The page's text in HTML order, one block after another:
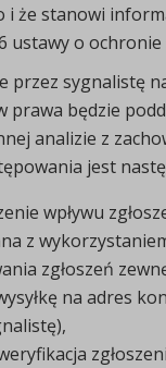
i że stanowi
ustawy o
przez sygnalistę
prawa będzie
analizie z
jest
wpływu
z
zgłoszeń
na adres